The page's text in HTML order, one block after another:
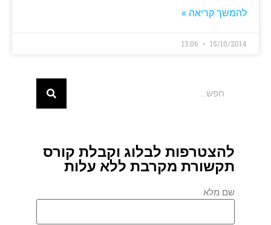
להמשך קריאה »
15/10/2014
להצטרפות לבלוג וקבלת קורס
תקשורת מקרבת ללא עלות
שם מלא